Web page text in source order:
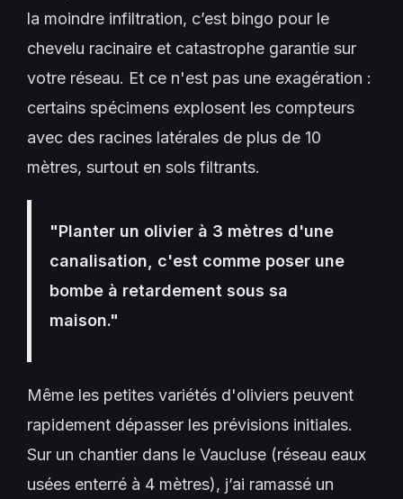
la moindre infiltration, c’est bingo pour le
chevelu racinaire et catastrophe garantie sur
votre réseau. Et ce n'est pas une exagération :
certains spécimens explosent les compteurs
avec des racines latérales de plus de 10
mètres, surtout en sols filtrants.
"Planter un olivier à 3 mètres d'une
canalisation, c'est comme poser une
bombe à retardement sous sa
maison."
Même les petites variétés d'oliviers peuvent
rapidement dépasser les prévisions initiales.
Sur un chantier dans le Vaucluse (réseau eaux
usées enterré à 4 mètres), j’ai ramassé un